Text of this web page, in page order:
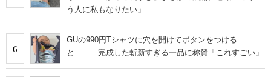
う人に私もなりたい」
6
GUの990円Tシャツに穴を開けてボタンをつける
と…… 完成した斬新すぎる一品に称賛「これすごい」